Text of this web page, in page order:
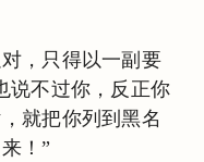
，只得以一副要
说不过你，反正你
就把你列到黑名
！”